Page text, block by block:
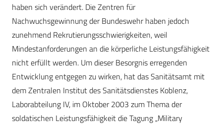
haben sich verändert. Die Zentren für
Nachwuchsgewinnung der Bundeswehr haben jedoch
zunehmend Rekrutierungsschwierigkeiten, weil
Mindestanforderungen an die körperliche Leistungsfähigkeit
nicht erfüllt werden. Um dieser Besorgnis erregenden
Entwicklung entgegen zu wirken, hat das Sanitätsamt mit
dem Zentralen Institut des Sanitätsdienstes Koblenz,
Laborabteilung IV, im Oktober 2003 zum Thema der
soldatischen Leistungsfähigkeit die Tagung „Military